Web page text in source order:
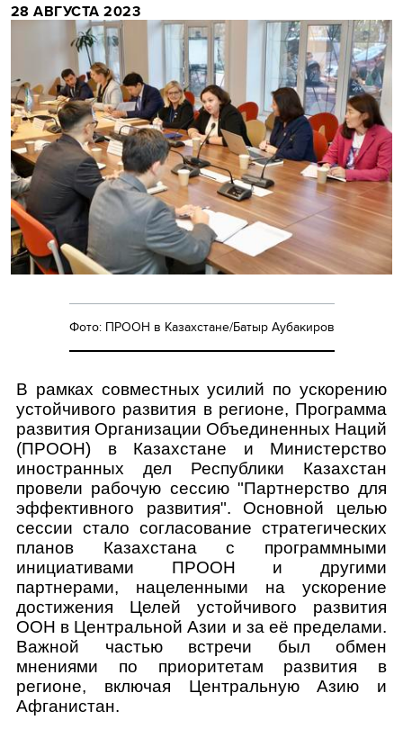
28 АВГУСТА 2023
Фото: ПРООН в Казахстане/Батыр Аубакиров
В рамках совместных усилий по ускорению
устойчивого развития в регионе, Программа
развития Организации Объединенных Наций
(ПРООН) в Казахстане и Министерство
иностранных дел Республики Казахстан
провели рабочую сессию "Партнерство для
эффективного развития". Основной целью
сессии стало согласование стратегических
планов Казахстана с программными
инициативами ПРООН и другими
партнерами, нацеленными на ускорение
достижения Целей устойчивого развития
ООН в Центральной Азии и за её пределами.
Важной частью встречи был обмен
мнениями по приоритетам развития в
регионе, включая Центральную Азию и
Афганистан.